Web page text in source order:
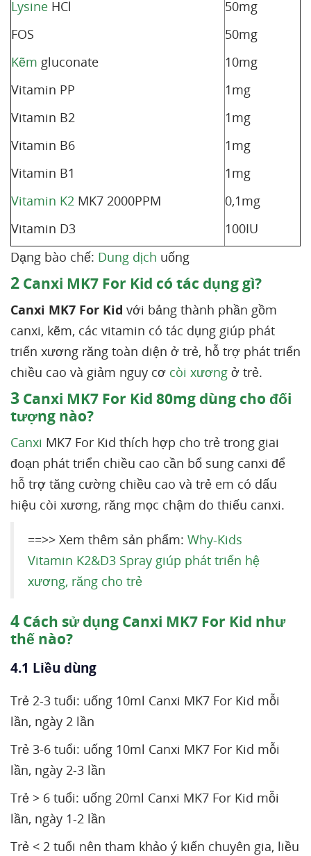
Lysine HCl
FOS
Kẽm gluconate
Vitamin PP
Vitamin B2
Vitamin B6
Vitamin B1
Vitamin K2 MK7 2000PPM
Vitamin D3
50mg
50mg
10mg
1mg
1mg
1mg
1mg
0,1mg
100IU
Dạng bào chế: Dung dịch uống
2 Canxi MK7 For Kid có tác dụng gì?
Canxi MK7 For Kid với bảng thành phần gồm
canxi, kẽm, các vitamin có tác dụng giúp phát
triển xương răng toàn diện ở trẻ, hỗ trợ phát triển
chiều cao và giảm nguy cơ còi xương ở trẻ.
3 Canxi MK7 For Kid 80mg dùng cho đối
tượng nào?
Canxi MK7 For Kid thích hợp cho trẻ trong giai
đoạn phát triển chiều cao cần bổ sung canxi để
hỗ trợ tăng cường chiều cao và trẻ em có dấu
hiệu còi xương, răng mọc chậm do thiếu canxi.
==>> Xem thêm sản phẩm: Why-Kids
Vitamin K2&D3 Spray giúp phát triển hệ
xương, răng cho trẻ
4 Cách sử dụng Canxi MK7 For Kid như
thế nào?
4.1 Liều dùng
Trẻ 2-3 tuổi: uống 10ml Canxi MK7 For Kid mỗi
lần, ngày 2 lần
Trẻ 3-6 tuổi: uống 10ml Canxi MK7 For Kid mỗi
lần, ngày 2-3 lần
Trẻ > 6 tuổi: uống 20ml Canxi MK7 For Kid mỗi
lần, ngày 1-2 lần
Trẻ < 2 tuổi nên tham khảo ý kiến chuyên gia, liều